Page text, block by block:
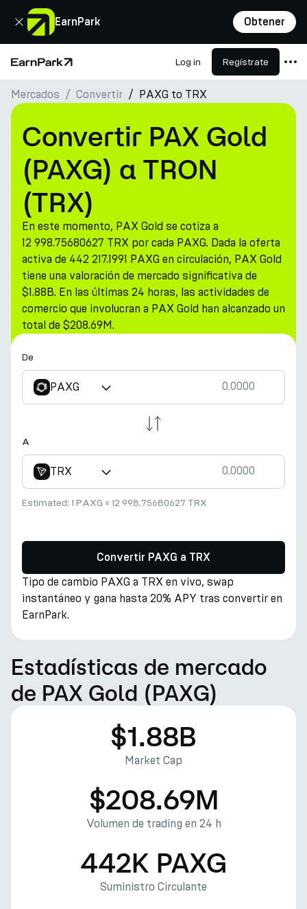
EarnPark Obtener
Cerrar
Página de inicio Log in Regístrate
Productos
Mercados
Calculadoras
PARK Token
Recursos
Compañía
Mercados Convertir PAXG to TRX
Convertir PAX Gold
(PAXG) a TRON
(TRX)
En este momento, PAX Gold se cotiza a
12 998.75680627 TRX por cada PAXG. Dada la oferta
activa de 442 217.1991 PAXG en circulación, PAX Gold
tiene una valoración de mercado significativa de
$1.88B. En las últimas 24 horas, las actividades de
comercio que involucran a PAX Gold han alcanzado un
total de $208.69M.
De
PAXG
A
TRX
Estimated: 1 PAXG ≈ 12 998.75680627 TRX
Convertir PAXG a TRX
Tipo de cambio PAXG a TRX en vivo, swap
instantáneo y gana hasta 20% APY tras convertir en
EarnPark.
Estadísticas de mercado
de PAX Gold (PAXG)
$1.88B
Market Cap
$208.69M
Volumen de trading en 24 h
442K PAXG
Suministro Circulante